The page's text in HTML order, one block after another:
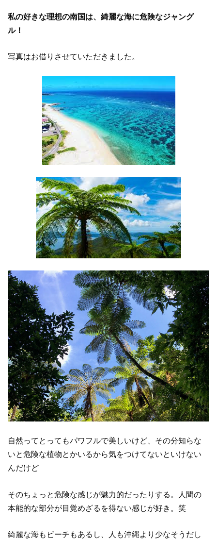
私の好きな理想の南国は、綺麗な海に危険なジャング
ル！
写真はお借りさせていただきました。
自然ってとってもパワフルで美しいけど、その分知らな
いと危険な植物とかいるから気をつけてないといけない
んだけど
そのちょっと危険な感じが魅力的だったりする。人間の
本能的な部分が目覚めざるを得ない感じが好き。笑
綺麗な海もビーチもあるし、人も沖縄より少なそうだし